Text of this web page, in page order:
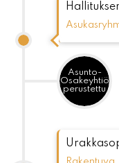
Asunto-
Osakeyhtiö
perustettu